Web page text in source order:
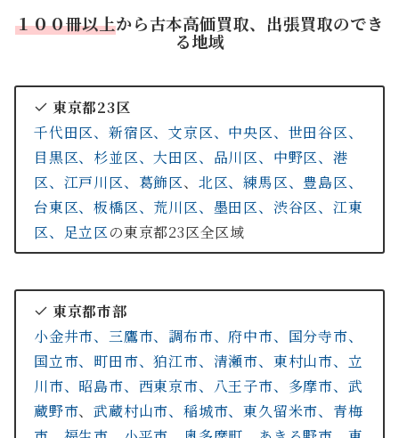
１００冊以上から古本高価買取、出張買取のでき
る地域
東京都23区
千代田区、 新宿区、文京区、 中央区、 世田谷区、
目黒区、 杉並区、大田区、 品川区、 中野区、港
区、 江戸川区、 葛飾区、 北区、練馬区、 豊島区、
台東区、板橋区、 荒川区、 墨田区、 渋谷区、江東
区、 足立区の東京都23区全区域
東京都市部
小金井市、 三鷹市、 調布市、 府中市、 国分寺市、
国立市、 町田市、狛江市、 清瀬市、 東村山市、 立
川市、 昭島市、 西東京市、 八王子市、 多摩市、 武
蔵野市、武蔵村山市、稲城市、東久留米市、 青梅